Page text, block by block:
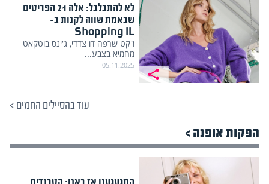
לא להתבלבל: אלה 21 הפריטים
שבאמת שווה לקנות ב-
Shopping IL
ז'קט שרפה דו צדדי, ג'ינס בוטקאט
מחמיא בצבע...
05.11.2025
עוד בהסיילים החמים >
הפקות אופנה >